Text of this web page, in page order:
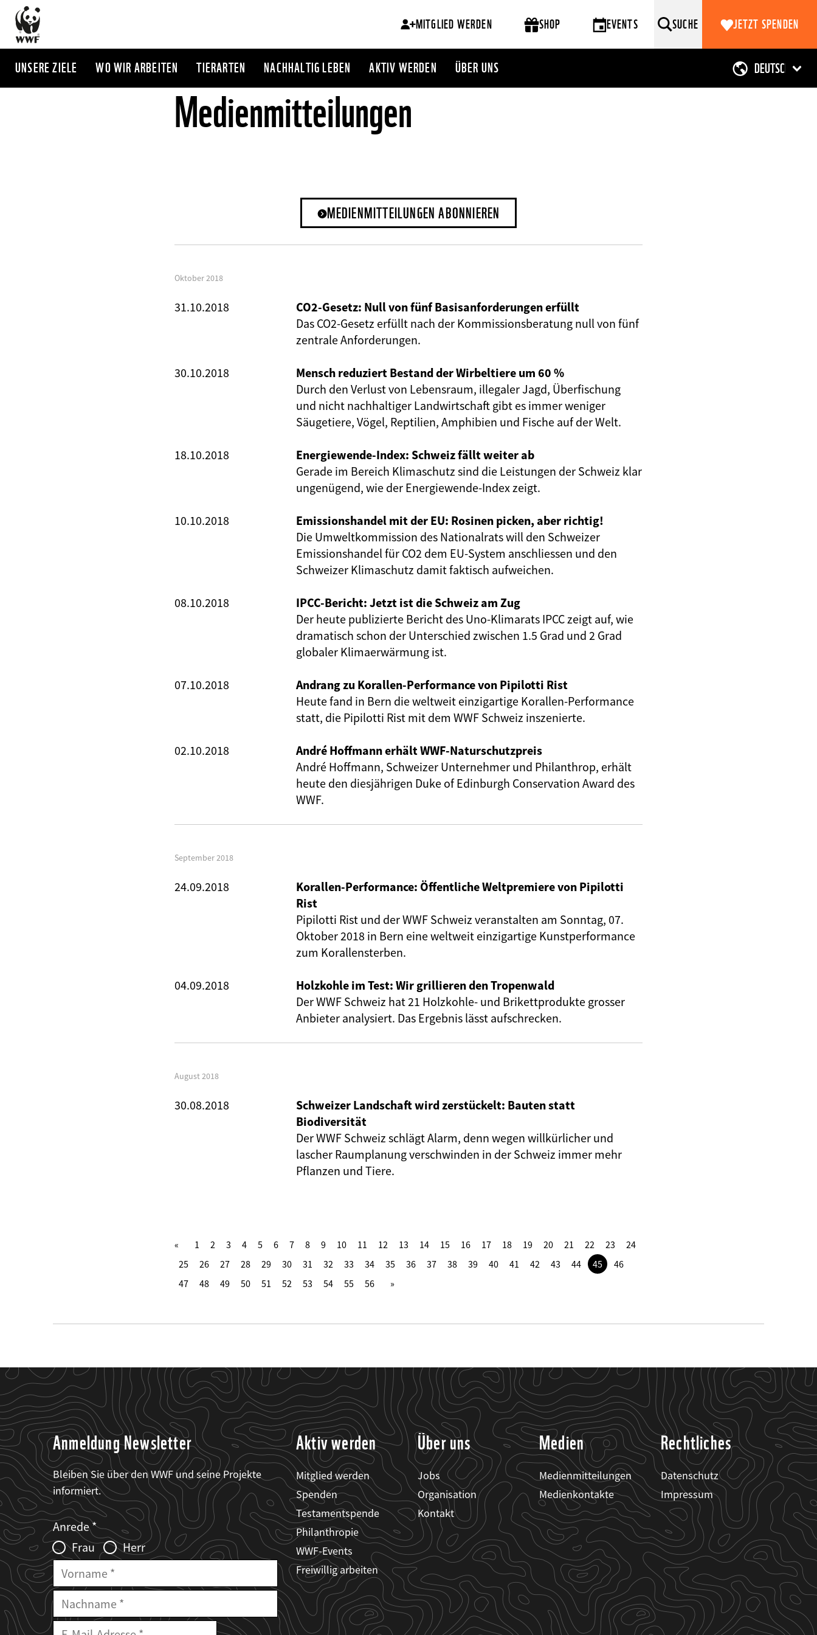
Direkt
zum
Inhalt
MITGLIED WERDEN SHOP EVENTS SUCHE JETZT SPENDEN
UNSERE ZIELE WO WIR ARBEITEN TIERARTEN NACHHALTIG LEBEN AKTIV WERDEN ÜBER UNS
Medienmitteilungen
MEDIENMITTEILUNGEN ABONNIEREN
Oktober 2018
31.10.2018
CO2-Gesetz: Null von fünf Basisanforderungen erfüllt
Das CO2-Gesetz erfüllt nach der Kommissionsberatung null von fünf
zentrale Anforderungen.
30.10.2018
Mensch reduziert Bestand der Wirbeltiere um 60 %
Durch den Verlust von Lebensraum, illegaler Jagd, Überfischung
und nicht nachhaltiger Landwirtschaft gibt es immer weniger
Säugetiere, Vögel, Reptilien, Amphibien und Fische auf der Welt.
18.10.2018
Energiewende-Index: Schweiz fällt weiter ab
Gerade im Bereich Klimaschutz sind die Leistungen der Schweiz klar
ungenügend, wie der Energiewende-Index zeigt.
10.10.2018
Emissionshandel mit der EU: Rosinen picken, aber richtig!
Die Umweltkommission des Nationalrats will den Schweizer
Emissionshandel für CO2 dem EU-System anschliessen und den
Schweizer Klimaschutz damit faktisch aufweichen.
08.10.2018
IPCC-Bericht: Jetzt ist die Schweiz am Zug
Der heute publizierte Bericht des Uno-Klimarats IPCC zeigt auf, wie
dramatisch schon der Unterschied zwischen 1.5 Grad und 2 Grad
globaler Klimaerwärmung ist.
07.10.2018
Andrang zu Korallen-Performance von Pipilotti Rist
Heute fand in Bern die weltweit einzigartige Korallen-Performance
statt, die Pipilotti Rist mit dem WWF Schweiz inszenierte.
02.10.2018
André Hoffmann erhält WWF-Naturschutzpreis
André Hoffmann, Schweizer Unternehmer und Philanthrop, erhält
heute den diesjährigen Duke of Edinburgh Conservation Award des
WWF.
September 2018
24.09.2018
Korallen-Performance: Öffentliche Weltpremiere von Pipilotti
Rist
Pipilotti Rist und der WWF Schweiz veranstalten am Sonntag, 07.
Oktober 2018 in Bern eine weltweit einzigartige Kunstperformance
zum Korallensterben.
04.09.2018
Holzkohle im Test: Wir grillieren den Tropenwald
Der WWF Schweiz hat 21 Holzkohle- und Brikettprodukte grosser
Anbieter analysiert. Das Ergebnis lässt aufschrecken.
August 2018
30.08.2018
Schweizer Landschaft wird zerstückelt: Bauten statt
Biodiversität
Der WWF Schweiz schlägt Alarm, denn wegen willkürlicher und
lascher Raumplanung verschwinden in der Schweiz immer mehr
Pflanzen und Tiere.
1 2 3 4 5 6 7 8 9 10 11 12 13 14 15 16 17 18 19 20 21 22 23
24
25
26 27 28 29 30 31 32 33 34 35 36 37 38 39 40 41 42 43 44 45
46
47
48 49 50 51 52 53 54 55 56
Anmeldung Newsletter
Bleiben Sie über den WWF und seine Projekte
informiert.
Web2Case
Infofelder
Fieldset
anrede_name
Anrede
Frau
Herr
Vorname
Nachname
E-
Aktiv werden
Mitglied werden
Spenden
Testamentspende
Philanthropie
WWF-Events
Freiwillig arbeiten
Über uns
Jobs
Organisation
Kontakt
Medien
Medienmitteilungen
Medienkontakte
Rechtliches
Datenschutz
Impressum